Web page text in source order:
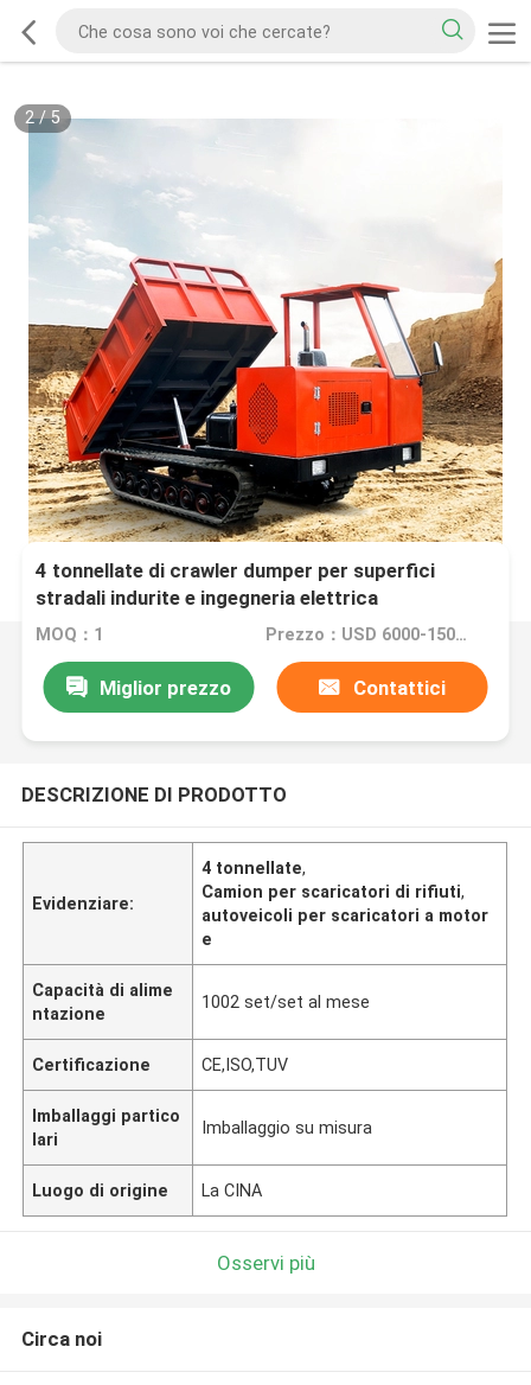
2/5
4 tonnellate di crawler dumper per superfici
stradali indurite e ingegneria elettrica
MOQ：1 Prezzo：USD 6000-15000 Set
Miglior prezzo Contattici
DESCRIZIONE DI PRODOTTO
Evidenziare:
4 tonnellate,
Camion per scaricatori di rifiuti,
autoveicoli per scaricatori a motor
e
Capacità di alime
ntazione
1002 set/set al mese
Certificazione CE,ISO,TUV
Imballaggi partico
lari
Imballaggio su misura
Luogo di origine La CINA
Osservi più
Circa noi